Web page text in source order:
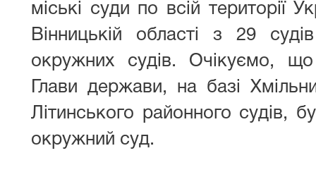
міські суди по всій території
Вінницькій області з 29
окружних судів. Очікуємо, що
Глави держави, на базі
Літинського районного судів,
окружний суд.